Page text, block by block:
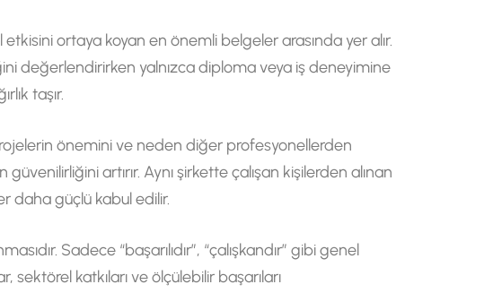
ortaya koyan en önemli belgeler arasında yer alır.
değerlendirirken yalnızca diploma veya iş deneyimine
taşır.
önemini ve neden diğer profesyonellerden
artırır. Aynı şirkette çalışan kişilerden alınan
daha güçlü kabul edilir.
Sadece “başarılıdır”, “çalışkandır” gibi genel
katkıları ve ölçülebilir başarıları